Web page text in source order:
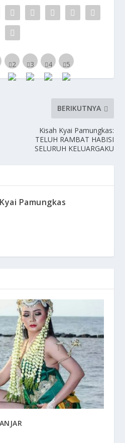
BERIKUTNYA
Kisah Kyai Pamungkas:
TELUH RAMBAT HABISI
SELURUH KELUARGAKU
Kyai Pamungkas